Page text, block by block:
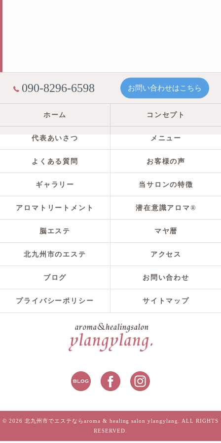
090-8296-6598 お問い合わせはこちら
ホーム コンセプト
代表あいさつ メニュー
よくある質問 お客様の声
ギャラリー 当サロンの特徴
アロマトリートメント 潜在意識アロマ®
脳エステ マヤ暦
北九州市のエステ アクセス
ブログ お問い合わせ
プライバシーポリシー サイトマップ
© 2026 北九州市でエステならaroma & healing salon ylangylang. ALL RIGHTS
RESERVED.